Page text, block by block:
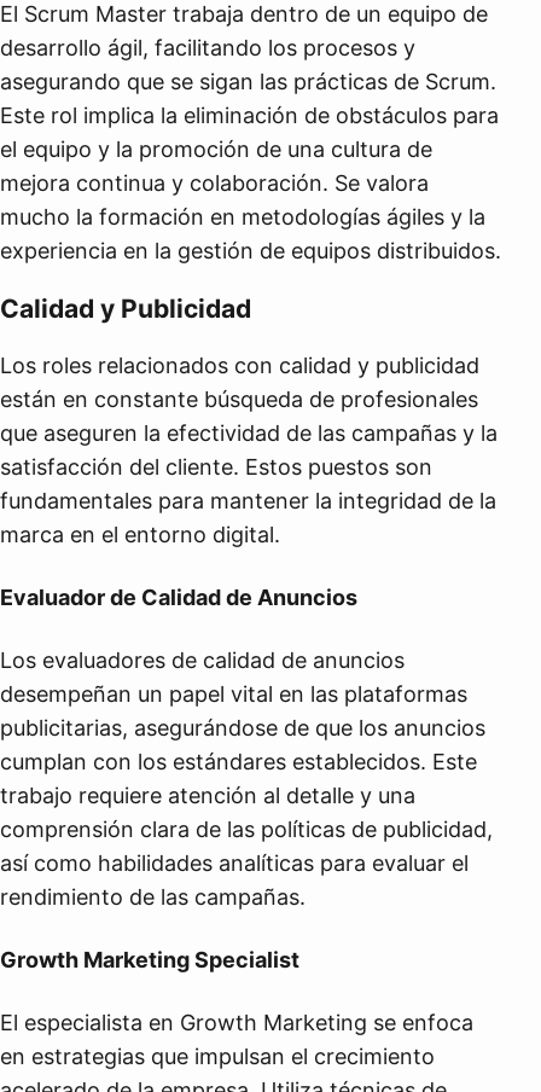
El Scrum Master trabaja dentro de un equipo de
desarrollo ágil, facilitando los procesos y
asegurando que se sigan las prácticas de Scrum.
Este rol implica la eliminación de obstáculos para
el equipo y la promoción de una cultura de
mejora continua y colaboración. Se valora
mucho la formación en metodologías ágiles y la
experiencia en la gestión de equipos distribuidos.
Calidad y Publicidad
Los roles relacionados con calidad y publicidad
están en constante búsqueda de profesionales
que aseguren la efectividad de las campañas y la
satisfacción del cliente. Estos puestos son
fundamentales para mantener la integridad de la
marca en el entorno digital.
Evaluador de Calidad de Anuncios
Los evaluadores de calidad de anuncios
desempeñan un papel vital en las plataformas
publicitarias, asegurándose de que los anuncios
cumplan con los estándares establecidos. Este
trabajo requiere atención al detalle y una
comprensión clara de las políticas de publicidad,
así como habilidades analíticas para evaluar el
rendimiento de las campañas.
Growth Marketing Specialist
El especialista en Growth Marketing se enfoca
en estrategias que impulsan el crecimiento